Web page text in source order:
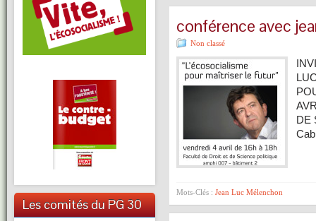
Les comités du PG 30
conférence avec
Non classé
DE
Mots-Clés : Jean Luc Mélenchon